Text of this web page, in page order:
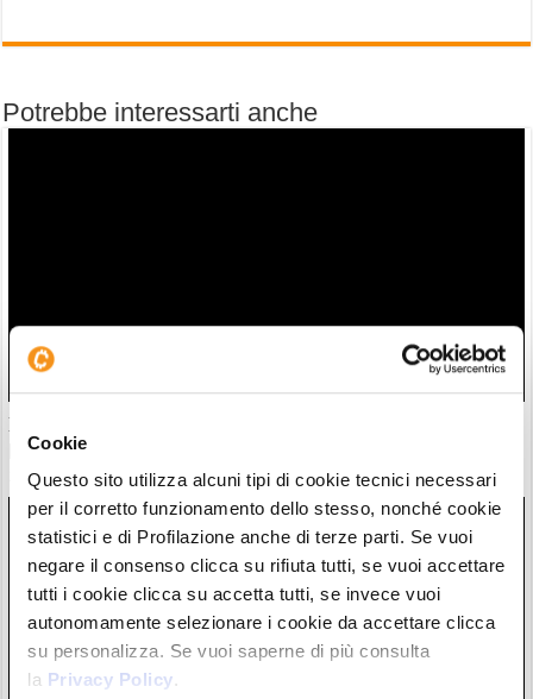
Cookie
Questo sito utilizza alcuni tipi di cookie tecnici necessari
per il corretto funzionamento dello stesso, nonché cookie
statistici e di Profilazione anche di terze parti. Se vuoi
negare il consenso clicca su rifiuta tutti, se vuoi accettare
tutti i cookie clicca su accetta tutti, se invece vuoi
autonomamente selezionare i cookie da accettare clicca
su personalizza. Se vuoi saperne di più consulta
la Privacy Policy.
Potrebbe interessarti anche
Il “nuovo Warren Buffett” crolla insieme all’AI. Da marzo
però è ancora leader
28/07/26 20:17